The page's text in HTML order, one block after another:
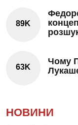
89K
63K
Чому
НОВИНИ